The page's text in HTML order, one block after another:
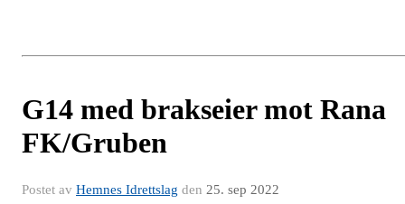
G14 med brakseier mot Rana
FK/Gruben
Postet av Hemnes Idrettslag den 25. sep 2022